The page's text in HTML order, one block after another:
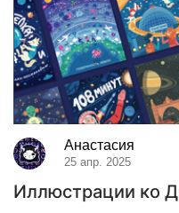
Анастасия
25 апр. 2025
Иллюстрации ко